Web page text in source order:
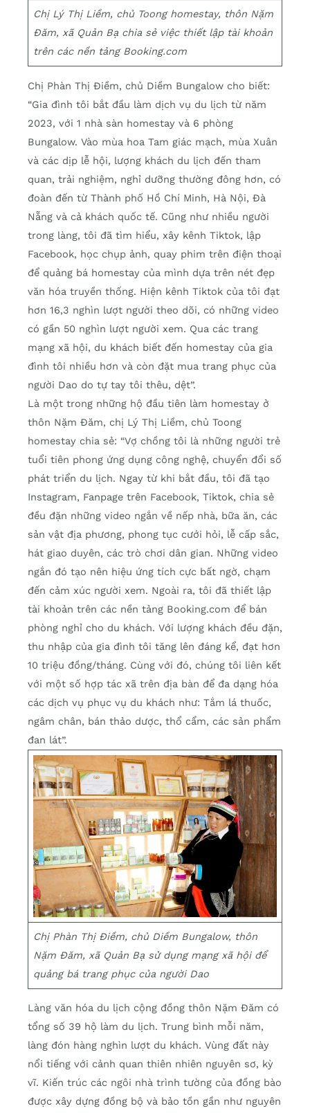
Chị Lý Thị Liềm, chủ Toong homestay, thôn Nặm
Đăm, xã Quản Bạ chia sẻ việc thiết lập tài khoản
trên các nền tảng Booking.com
Chị Phàn Thị Điềm, chủ Diềm Bungalow cho biết:
“Gia đình tôi bắt đầu làm dịch vụ du lịch từ năm
2023, với 1 nhà sàn homestay và 6 phòng
Bungalow. Vào mùa hoa Tam giác mạch, mùa Xuân
và các dịp lễ hội, lượng khách du lịch đến tham
quan, trải nghiệm, nghỉ dưỡng thường đông hơn, có
đoàn đến từ Thành phố Hồ Chí Minh, Hà Nội, Đà
Nẵng và cả khách quốc tế. Cũng như nhiều người
trong làng, tôi đã tìm hiểu, xây kênh Tiktok, lập
Facebook, học chụp ảnh, quay phim trên điện thoại
để quảng bá homestay của mình dựa trên nét đẹp
văn hóa truyền thống. Hiện kênh Tiktok của tôi đạt
hơn 16,3 nghìn lượt người theo dõi, có những video
có gần 50 nghìn lượt người xem. Qua các trang
mạng xã hội, du khách biết đến homestay của gia
đình tôi nhiều hơn và còn đặt mua trang phục của
người Dao do tự tay tôi thêu, dệt”.
Là một trong những hộ đầu tiên làm homestay ở
thôn Nặm Đăm, chị Lý Thị Liềm, chủ Toong
homestay chia sẻ: “Vợ chồng tôi là những người trẻ
tuổi tiên phong ứng dụng công nghệ, chuyển đổi số
phát triển du lịch. Ngay từ khi bắt đầu, tôi đã tạo
Instagram, Fanpage trên Facebook, Tiktok, chia sẻ
đều đặn những video ngắn về nếp nhà, bữa ăn, các
sản vật địa phương, phong tục cưới hỏi, lễ cấp sắc,
hát giao duyên, các trò chơi dân gian. Những video
ngắn đó tạo nên hiệu ứng tích cực bất ngờ, chạm
đến cảm xúc người xem. Ngoài ra, tôi đã thiết lập
tài khoản trên các nền tảng Booking.com để bán
phòng nghỉ cho du khách. Với lượng khách đều đặn,
thu nhập của gia đình tôi tăng lên đáng kể, đạt hơn
10 triệu đồng/tháng. Cùng với đó, chúng tôi liên kết
với một số hợp tác xã trên địa bàn để đa dạng hóa
các dịch vụ phục vụ du khách như: Tắm lá thuốc,
ngâm chân, bán thảo dược, thổ cẩm, các sản phẩm
đan lát”.
Chị Phàn Thị Điềm, chủ Diềm Bungalow, thôn
Nặm Đăm, xã Quản Bạ sử dụng mạng xã hội để
quảng bá trang phục của người Dao
Làng văn hóa du lịch cộng đồng thôn Nặm Đăm có
tổng số 39 hộ làm du lịch. Trung bình mỗi năm,
làng đón hàng nghìn lượt du khách. Vùng đất này
nổi tiếng với cảnh quan thiên nhiên nguyên sơ, kỳ
vĩ. Kiến trúc các ngôi nhà trình tường của đồng bào
được xây dựng đồng bộ và bảo tồn gần như nguyên